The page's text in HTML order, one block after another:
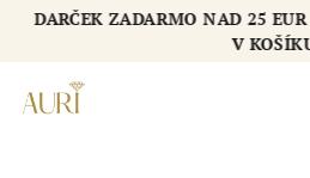
PrejsťDARČEK ZADARMO NAD 25
V
Chatbot šperkovnice AURI